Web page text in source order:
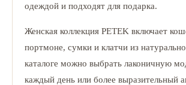
одеждой и подходят для подарка.
Женская коллекция PETEK включает
портмоне, сумки и клатчи из
каталоге можно выбрать лаконичную
каждый день или более выразительный